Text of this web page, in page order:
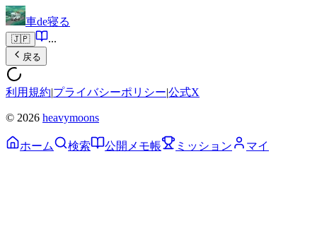
車de寝る
🇯🇵 ...
戻る
利用規約|プライバシーポリシー|公式X
© 2026 heavymoons
ホーム 検索 公開メモ帳 ミッション マイ